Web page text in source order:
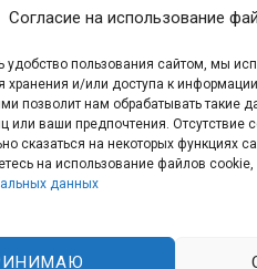
Согласие на использование
удобство пользования сайтом, мы
и/или доступа к
позволит нам обрабатывать такие
или ваши предпочтения. Отсутствие
сказаться на некоторых функциях
на использование файлов cookie,
данных
данных